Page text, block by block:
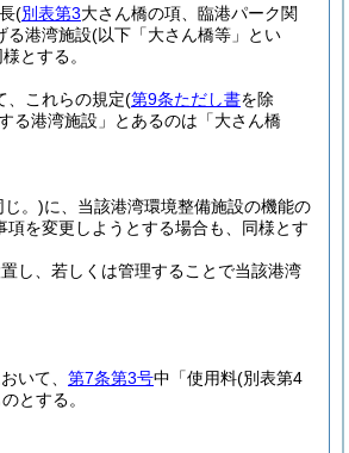
(別表第3大さん橋の項、臨港パーク関
る港湾施設(以下「大さん橋等」とい
とする。
、これらの規定(第9条ただし書を除
る港湾施設」とあるのは「大さん橋
じ。)に、当該港湾環境整備施設の機能の
項を変更しようとする場合も、同様とす
し、若しくは管理することで当該港湾
いて、 第7条第3号中「使用料(別表第4
とする。